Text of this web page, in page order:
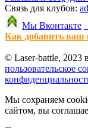
Связь для клубов:
Мы Вконтакте
Как добавить ваш
© Laser-battle, 2023
пользовательское
Мы сохраняем
сайтом, вы